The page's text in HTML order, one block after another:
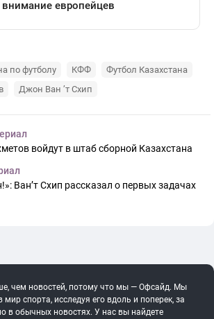
по футболу КФФ
Футбол Казахстана
Джон Ван ’т Схип
войдут в штаб сборной Казахстана
Ван’т Схип рассказал о первых задачах
чем новостей, потому что мы — Офсайд. Мы
спорта, исследуя его вдоль и поперек, за
в обычных новостях. У нас вы найдете